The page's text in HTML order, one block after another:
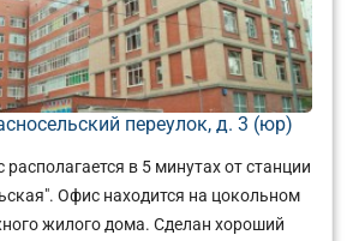
переулок, д. 3 (юр)
в 5 минутах от станции
Офис находится на цокольном
жилого дома. Сделан хороший